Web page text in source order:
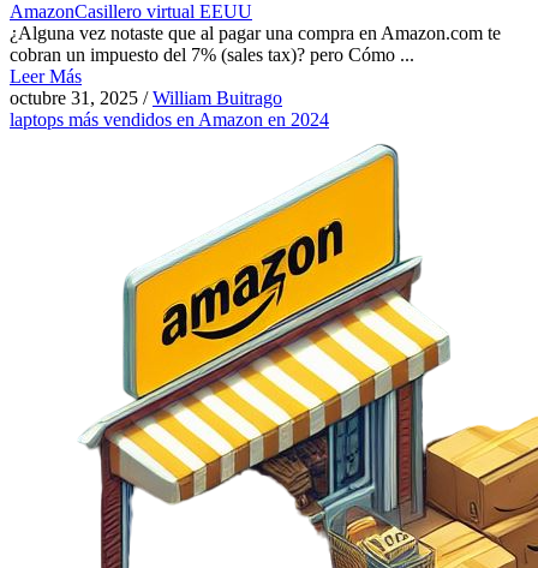
AmazonCasillero virtual EEUU
¿Alguna vez notaste que al pagar una compra en Amazon.com te
cobran un impuesto del 7% (sales tax)? pero Cómo ...
Leer Más
octubre 31, 2025 /William Buitrago
laptops más vendidos en Amazon en 2024